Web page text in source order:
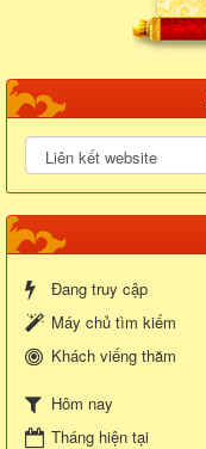
Đang truy cập
Máy chủ tìm kiếm
Khách viếng thăm
Hôm nay
Tháng hiện tại